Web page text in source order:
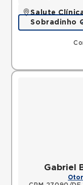
Salute
Sobradinho
QUADRA,
Gabriel